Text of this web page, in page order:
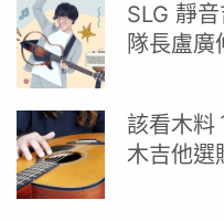
SLG 靜
隊長盧廣
該看木料
木吉他選